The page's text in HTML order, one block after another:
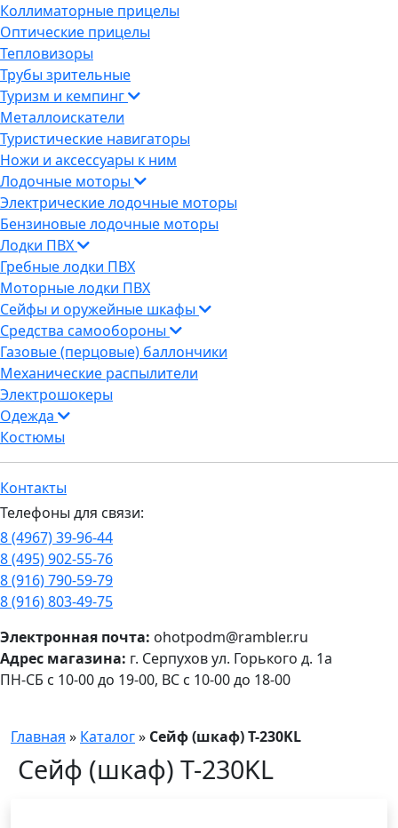
Коллиматорные прицелы
Оптические прицелы
Тепловизоры
Трубы зрительные
Туризм и кемпинг
Металлоискатели
Туристические навигаторы
Ножи и аксессуары к ним
Лодочные моторы
Электрические лодочные моторы
Бензиновые лодочные моторы
Лодки ПВХ
Гребные лодки ПВХ
Моторные лодки ПВХ
Сейфы и оружейные шкафы
Средства самообороны
Газовые (перцовые) баллончики
Механические распылители
Электрошокеры
Одежда
Костюмы
Контакты
Телефоны для связи:
8 (4967) 39-96-44
8 (495) 902-55-76
8 (916) 790-59-79
8 (916) 803-49-75
ПН-СБ с 10-00 до 19-00, ВС с 10-00 до 18-00
Электронная почта: ohotpodm@rambler.ru
Адрес магазина: г. Серпухов ул. Горького д. 1а
Главная » Каталог» Сейф (шкаф) Т-230KL
Сейф (шкаф) Т-230KL